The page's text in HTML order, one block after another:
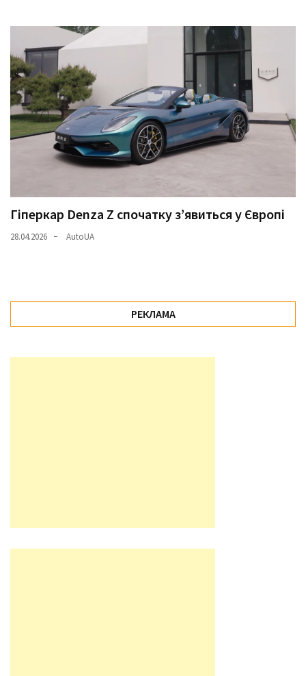
Гіперкар Denza Z спочатку з’явиться у Європі
28.04.2026 AutoUA
РЕКЛАМА